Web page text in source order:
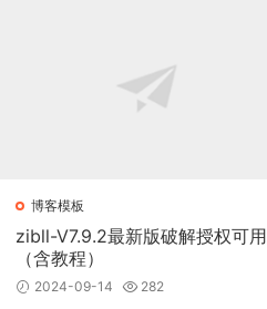
博客模板
zibll-V7.9.2最新版破解授权可用
（含教程）
2024-09-14 282